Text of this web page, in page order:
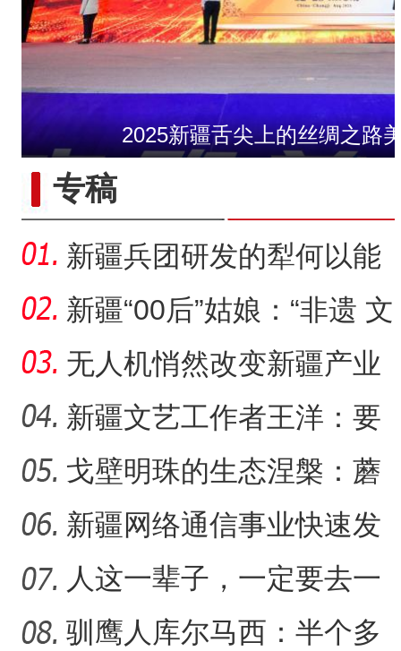
许登金：戈壁滩上的
【与你为邻】俄罗斯教授：
2025新疆舌尖上的丝绸之路
新疆戈壁滩上番茄
专稿
新疆兵团研发的犁何以能
走出国门？
新疆“00后”姑娘：“非遗 文
创”让传统文化“潮”
无人机悄然改变新疆产业
生产方式
新疆文艺工作者王洋：要
把美好的家乡唱给更多人
听
戈壁明珠的生态涅槃：蘑
菇湖水库的生态戍边战
新疆网络通信事业快速发
展 拉近世界与新疆距离
人这一辈子，一定要去一
趟新星市！
驯鹰人库尔马西：半个多